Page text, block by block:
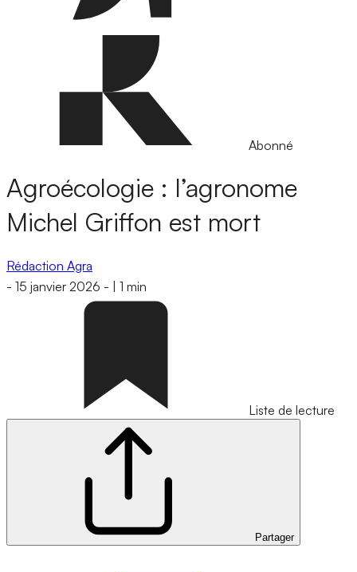
Abonné
Agroécologie : l’agronome
Michel Griffon est mort
Rédaction Agra
- 15 janvier 2026 - 1 min
Liste de lecture
Partager